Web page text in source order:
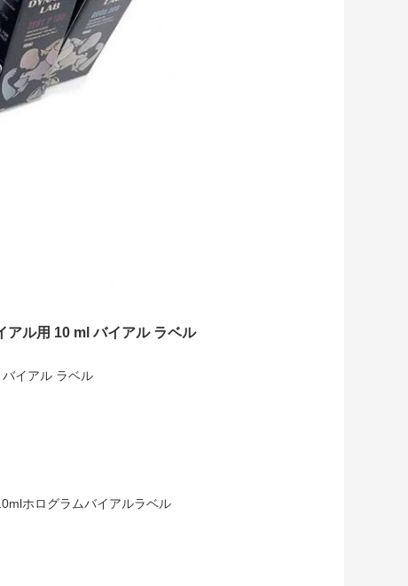
アル用 10 ml バイアル ラベル
イアル ラベル
ホログラムバイアルラベル